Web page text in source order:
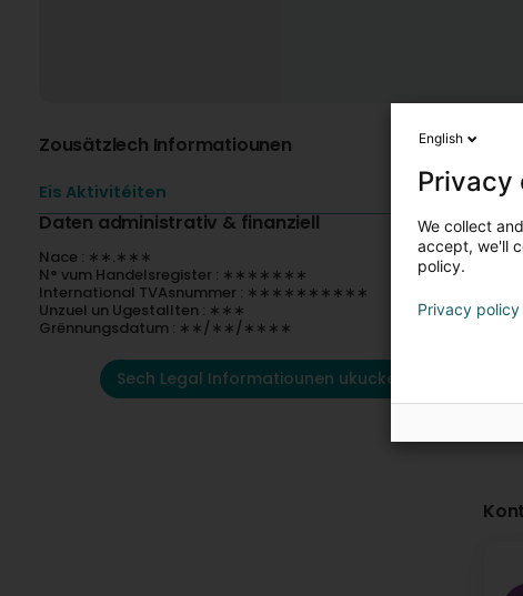
Zousätzlech Informatiounen
Eis Aktivitéiten
Daten administrativ & finanziell
Nace : ∗∗.∗∗∗
N° vum Handelsregister : ∗∗∗∗∗∗∗
International TVAsnummer : ∗∗∗∗∗∗∗∗∗∗
Unzuel un Ugestallten : ∗∗∗
Grënnungsdatum : ∗∗/∗∗/∗∗∗∗
Sech Legal Informatiounen ukucken
English
Privacy
We collect
accept, we'll
policy.
Privacy policy